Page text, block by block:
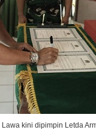
kini dipimpin Letda